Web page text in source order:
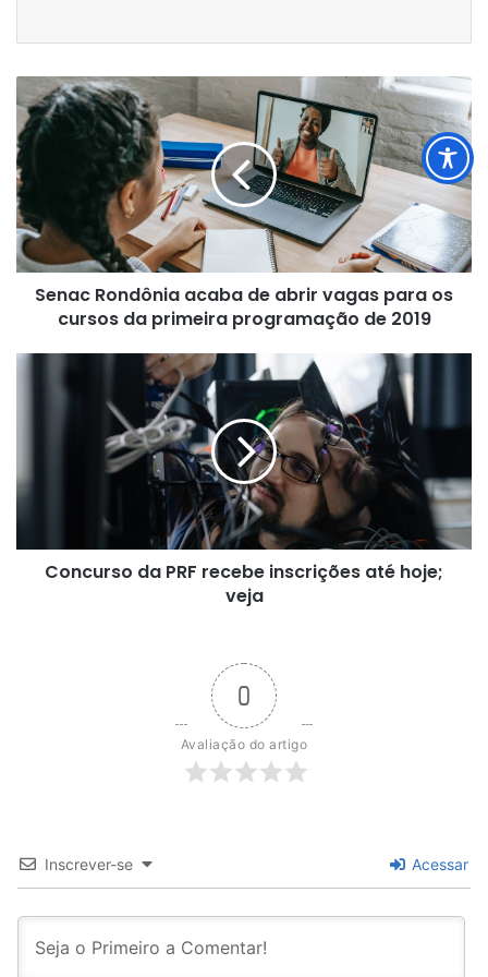
Senac
Rondônia
acaba
de
abrir
vagas
para
os
cursos
primeira
de
Senac Rondônia acaba de abrir vagas para os
cursos da primeira programação de 2019
até
hoje;
Concurso da PRF recebe inscrições até hoje;
veja
0
Avaliação do artigo
Inscrever-se Acessar